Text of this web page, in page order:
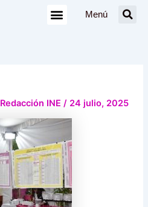
Menú
Redacción INE/ 24 julio, 2025